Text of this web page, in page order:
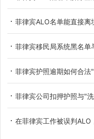
菲律宾ALO名单能直接
菲律宾移民局系统黑名单
菲律宾护照逾期如何合
菲律宾公司扣押护照与"
在菲律宾工作被误判ALO